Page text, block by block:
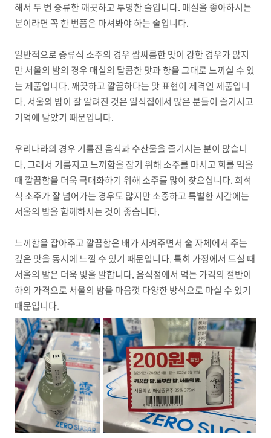
해서 두 번 증류한 깨끗하고 투명한 술입니다. 매실을 좋아하시는
분이라면 꼭 한 번쯤은 마셔봐야 하는 술입니다.
일반적으로 증류식 소주의 경우 쌉싸름한 맛이 강한 경우가 많지
만 서울의 밤의 경우 매실의 달콤한 맛과 향을 그대로 느끼실 수 있
는 제품입니다. 깨끗하고 깔끔하다는 맛 표현이 제격인 제품입니
다. 서울의 밤이 잘 알려진 것은 일식집에서 많은 분들이 즐기시고
기억에 남았기 때문입니다.
우리나라의 경우 기름진 음식과 수산물을 즐기시는 분이 많습니
다. 그래서 기름지고 느끼함을 잡기 위해 소주를 마시고 회를 먹을
때 깔끔함을 더욱 극대화하기 위해 소주를 많이 찾으십니다. 희석
식 소주가 잘 넘어가는 경우도 많지만 소중하고 특별한 시간에는
서울의 밤을 함께하시는 것이 좋습니다.
느끼함을 잡아주고 깔끔함은 배가 시켜주면서 술 자체에서 주는
깊은 맛을 동시에 느낄 수 있기 때문입니다. 특히 가정에서 드실 때
서울의 밤은 더욱 빛을 발합니다. 음식점에서 먹는 가격의 절반이
하의 가격으로 서울의 밤을 마음껏 다양한 방식으로 마실 수 있기
때문입니다.